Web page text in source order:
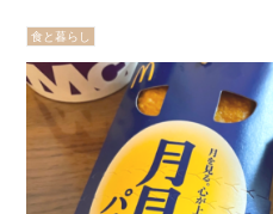
食と暮らし